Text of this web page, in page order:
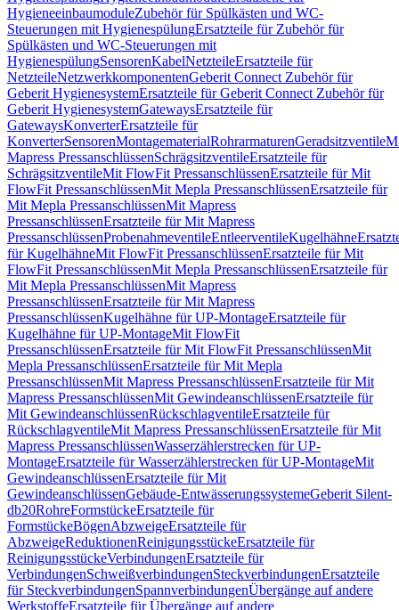
HygieneeinbaumoduleZubehör für Spülkästen und WC-
Steuerungen mit HygienespülungErsatzteile für Zubehör für
Spülkästen und WC-Steuerungen mit
HygienespülungSensorenKabelNetzteileErsatzteile für
NetzteileNetzwerkkomponentenGeberit Connect Zubehör für
Geberit HygienesystemErsatzteile für Geberit Connect Zubehör für
Geberit HygienesystemGatewaysErsatzteile für
GatewaysKonverterErsatzteile für
KonverterSensorenMontagematerialRohrarmaturenGeradsitzventile
Mapress PressanschlüssenSchrägsitzventileErsatzteile für
SchrägsitzventileMit FlowFit PressanschlüssenErsatzteile für Mit
FlowFit PressanschlüssenMit Mepla PressanschlüssenErsatzteile für
Mit Mepla PressanschlüssenMit Mapress
PressanschlüssenErsatzteile für Mit Mapress
PressanschlüssenProbenahmeventileEntleerventileKugelhähne
für KugelhähneMit FlowFit PressanschlüssenErsatzteile für Mit
FlowFit PressanschlüssenMit Mepla PressanschlüssenErsatzteile für
Mit Mepla PressanschlüssenMit Mapress
PressanschlüssenErsatzteile für Mit Mapress
PressanschlüssenKugelhähne für UP-MontageErsatzteile für
Kugelhähne für UP-MontageMit FlowFit
PressanschlüssenErsatzteile für Mit FlowFit PressanschlüssenMit
Mepla PressanschlüssenErsatzteile für Mit Mepla
PressanschlüssenMit Mapress PressanschlüssenErsatzteile für Mit
Mapress PressanschlüssenMit GewindeanschlüssenErsatzteile für
Mit GewindeanschlüssenRückschlagventileErsatzteile für
RückschlagventileMit Mapress PressanschlüssenErsatzteile für Mit
Mapress PressanschlüssenWasserzählerstrecken für UP-
MontageErsatzteile für Wasserzählerstrecken für UP-MontageMit
GewindeanschlüssenErsatzteile für Mit
GewindeanschlüssenGebäude-EntwässerungssystemeGeberit Silent-
db20RohreFormstückeErsatzteile für
FormstückeBögenAbzweigeErsatzteile für
AbzweigeReduktionenReinigungsstückeErsatzteile für
ReinigungsstückeVerbindungenErsatzteile für
VerbindungenSchweißverbindungenSteckverbindungenErsatzteile
für SteckverbindungenSpannverbindungenÜbergänge auf andere
WerkstoffeErsatzteile für Übergänge auf andere